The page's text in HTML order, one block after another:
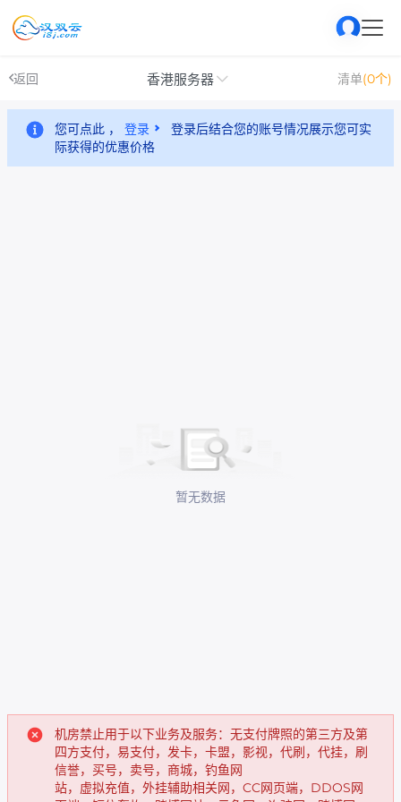
返回 香港服务器 清单(0个)
您可点此 ， 登录
登录后结合您的账号情况展示您可实
际获得的优惠价格
暂无数据
机房禁止用于以下业务及服务：无支付牌照的第三方及第
四方支付，易支付，发卡，卡盟，影视，代刷，代挂，刷
信誉，买号，卖号，商城，钓鱼网
站，虚拟充值，外挂辅助相关网，CC网页端，DDOS网